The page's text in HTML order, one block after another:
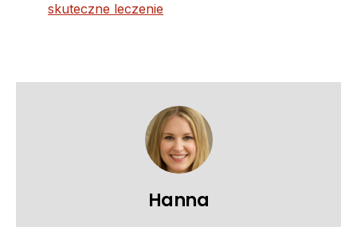
skuteczne leczenie
Hanna